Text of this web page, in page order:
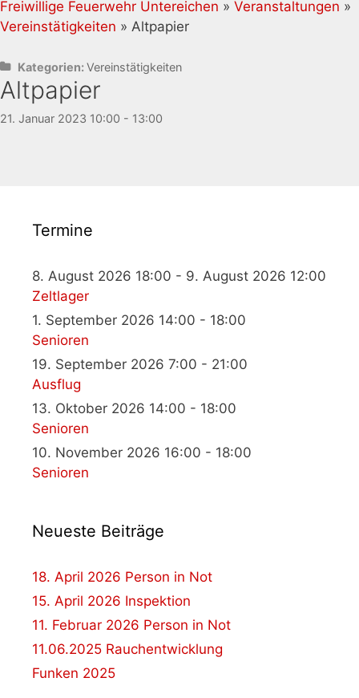
Freiwillige Feuerwehr Untereichen » Veranstaltungen »
Vereinstätigkeiten » Altpapier
Kategorien:Vereinstätigkeiten
Altpapier
21. Januar 2023 10:00 - 13:00
Termine
8. August 2026 18:00 - 9. August 2026 12:00
Zeltlager
1. September 2026 14:00 - 18:00
Senioren
19. September 2026 7:00 - 21:00
Ausflug
13. Oktober 2026 14:00 - 18:00
Senioren
10. November 2026 16:00 - 18:00
Senioren
Neueste Beiträge
18. April 2026 Person in Not
15. April 2026 Inspektion
11. Februar 2026 Person in Not
11.06.2025 Rauchentwicklung
Funken 2025